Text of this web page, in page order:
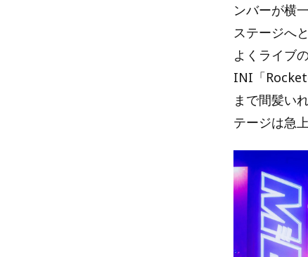
ンバーが横
ステージへ
よくライブ
INI「
まで間髪い
テージは急